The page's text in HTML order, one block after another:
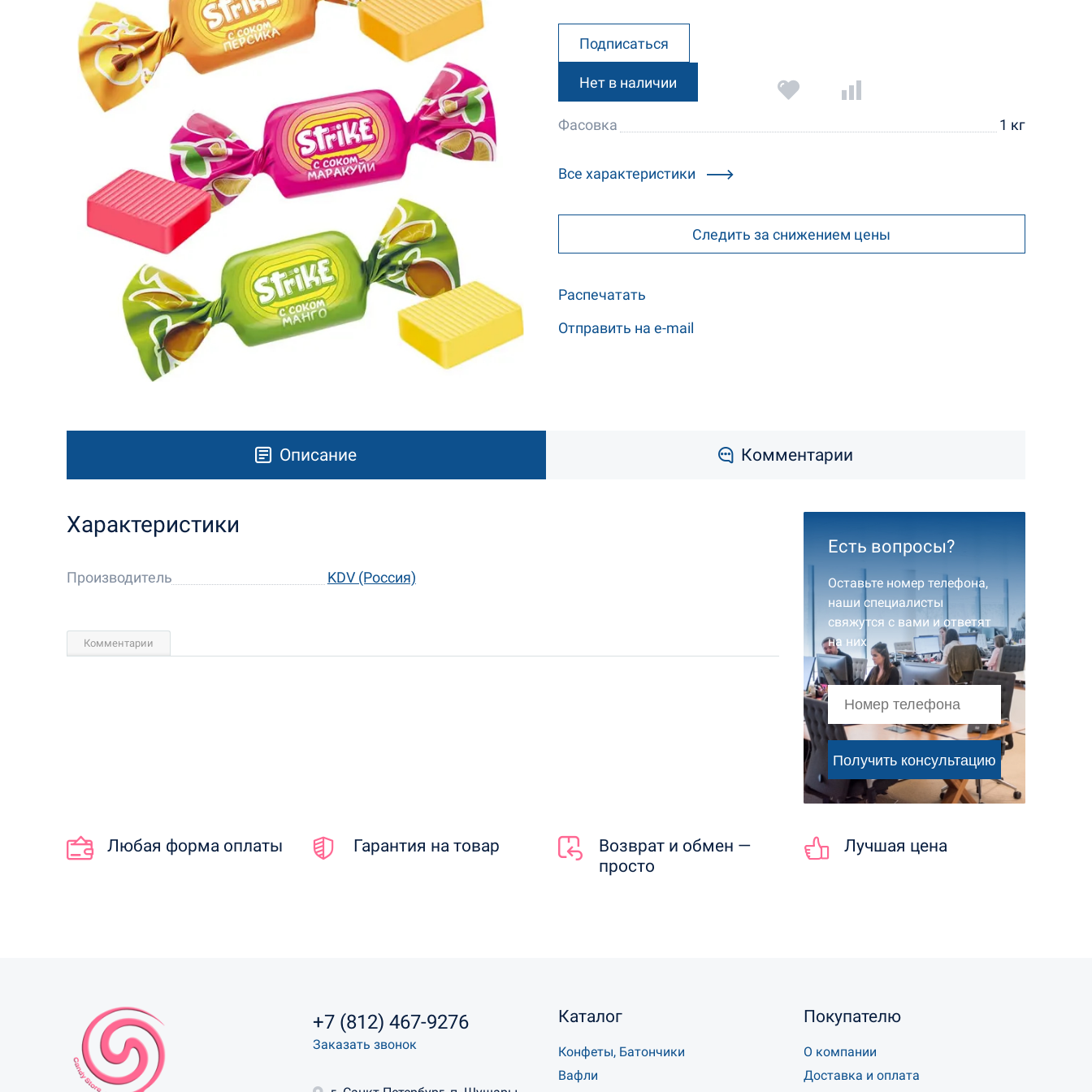
Подписаться
Нет в наличии
Фасовка 1 кг
Все характеристики
Следить за снижением цены
Распечатать
Отправить на e-mail
Описание Комментарии
Характеристики
Производитель KDV (Россия)
Комментарии
Есть вопросы?
Оставьте номер телефона,
наши специалисты
свяжутся с вами и ответят
на них
Любая форма оплаты Гарантия на товар
Возврат и обмен —
просто
Лучшая цена
+7 (812) 467-9276
Заказать звонок
Каталог
Конфеты, Батончики
Вафли
Покупателю
О компании
Доставка и оплата